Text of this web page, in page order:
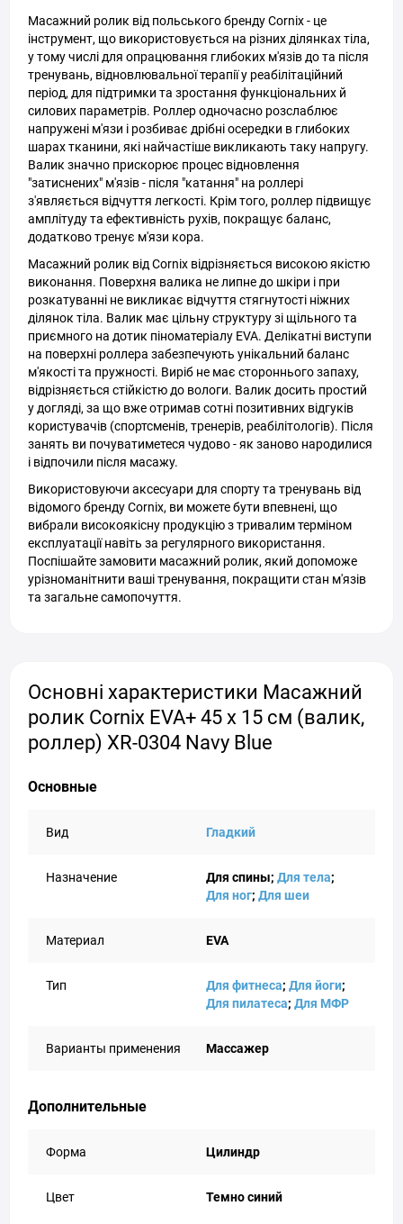
Масажний ролик від польського бренду Cornix - це
інструмент, що використовується на різних ділянках тіла,
у тому числі для опрацювання глибоких м'язів до та після
тренувань, відновлювальної терапії у реабілітаційний
період, для підтримки та зростання функціональних й
силових параметрів. Роллер одночасно розслаблює
напружені м'язи і розбиває дрібні осередки в глибоких
шарах тканини, які найчастіше викликають таку напругу.
Валик значно прискорює процес відновлення
"затиснених" м'язів - після "катання" на роллері
з'являється відчуття легкості. Крім того, роллер підвищує
амплітуду та ефективність рухів, покращує баланс,
додатково тренує м'язи кора.
Масажний ролик від Cornix відрізняється високою якістю
виконання. Поверхня валика не липне до шкіри і при
розкатуванні не викликає відчуття стягнутості ніжних
ділянок тіла. Валик має цільну структуру зі щільного та
приємного на дотик піноматеріалу EVA. Делікатні виступи
на поверхні роллера забезпечують унікальний баланс
м'якості та пружності. Виріб не має стороннього запаху,
відрізняється стійкістю до вологи. Валик досить простий
у догляді, за що вже отримав сотні позитивних відгуків
користувачів (спортсменів, тренерів, реабілітологів). Після
занять ви почуватиметеся чудово - як заново народилися
і відпочили після масажу.
Використовуючи аксесуари для спорту та тренувань від
відомого бренду Cornix, ви можете бути впевнені, що
вибрали високоякісну продукцію з тривалим терміном
експлуатації навіть за регулярного використання.
Поспішайте замовити масажний ролик, який допоможе
урізноманітнити ваші тренування, покращити стан м'язів
та загальне самопочуття.
Основні характеристики Масажний
ролик Cornix EVA+ 45 x 15 см (валик,
роллер) XR-0304 Navy Blue
Основные
Вид Гладкий
Назначение Для спины; Для тела;
Для ног; Для шеи
Материал EVA
Тип Для фитнеса; Для йоги;
Для пилатеса; Для МФР
Варианты применения Массажер
Дополнительные
Форма Цилиндр
Цвет Темно синий